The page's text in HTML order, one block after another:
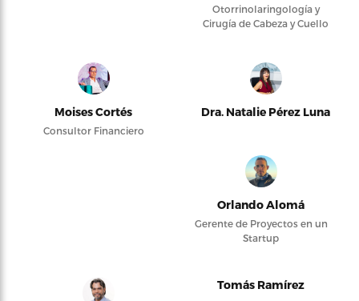
Otorrinolaringología y
Cirugía de Cabeza y Cuello
Moises Cortés
Consultor Financiero
Dra. Natalie Pérez Luna
Orlando Alomá
Gerente de Proyectos en un
Startup
Tomás Ramírez